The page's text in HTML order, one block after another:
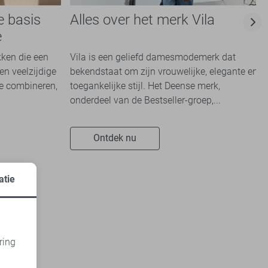
basis
die een
veelzijdige
combineren,
Alles over het merk Vila
Vila is een geliefd damesmodemerk dat
bekendstaat om zijn vrouwelijke, elegante en
toegankelijke stijl. Het Deense merk,
onderdeel van de Bestseller-groep,...
Ontdek nu